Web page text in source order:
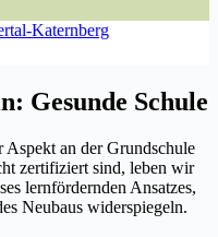
Gesunde Schule
Aspekt an der Grundschule
zertifiziert sind, leben wir
lernfördernden Ansatzes,
Neubaus widerspiegeln.